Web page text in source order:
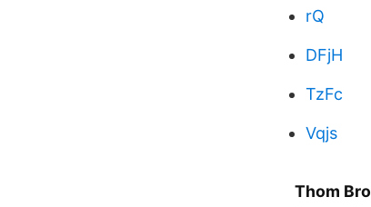
rQ
DFjH
TzFc
Vqjs
Thom